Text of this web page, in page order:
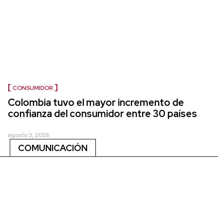
CONSUMIDOR
Colombia tuvo el mayor incremento de
confianza del consumidor entre 30 países
agosto 3, 2026
COMUNICACIÓN